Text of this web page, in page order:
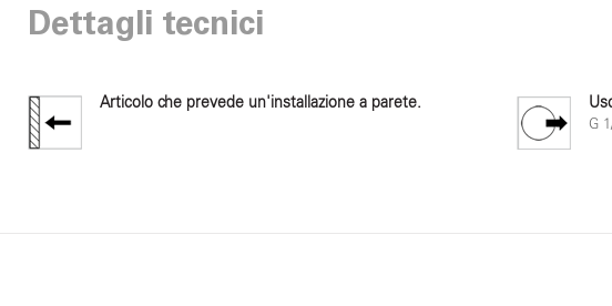
Dettagli tecnici
Articolo che prevede un'installazione a parete.
G